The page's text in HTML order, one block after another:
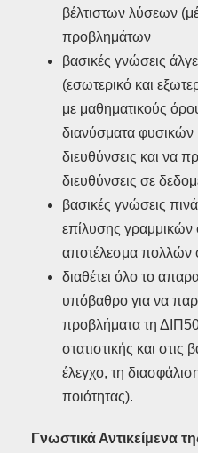
βέλτιστων λύσεων
προβλημάτων
βασικές γνώσεις
(εσωτερικό και
με μαθηματικούς
διανύσματα φυσικών
διευθύνσεις και να
διευθύνσεις σε
βασικές γνώσεις
επίλυσης γραμμικών
αποτέλεσμα πολλών
διαθέτει όλο το
υπόβαθρο για να
προβλήματα τη
στατιστικής και στις
έλεγχο, τη
ποιότητας).
Γνωστικά Αντικείμενα